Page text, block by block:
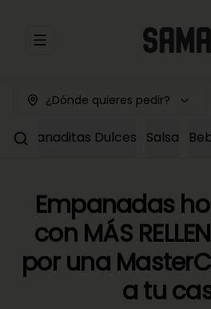
Abrir menu de navegación
¿Dónde quieres pedir?
Empanaditas Dulces Salsa
Empanadas
con MÁS
por una
a tu